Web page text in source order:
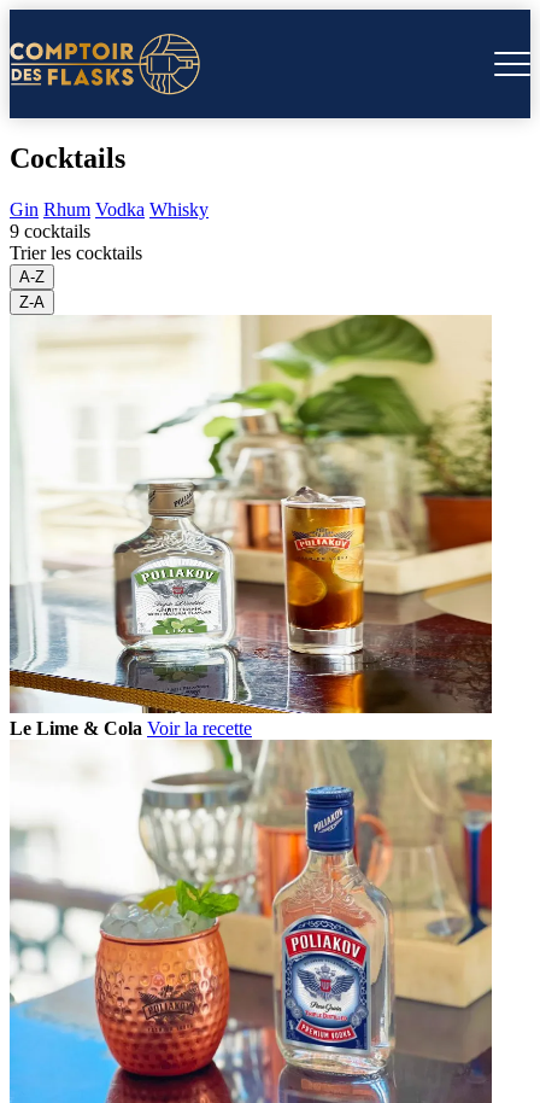
Cocktails
Gin Rhum Vodka Whisky
9 cocktails
Trier les cocktails
A-Z
Z-A
Le Lime & Cola Voir la recette